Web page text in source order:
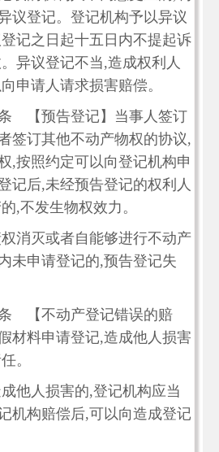
议登记。登记机构予以异议
记之日起十五日内不提起诉
异议登记不当,造成权利人
申请人请求损害赔偿。
【预告登记】当事人签订
签订其他不动产物权的协议,
,按照约定可以向登记机构申
记后,未经预告登记的权利人
,不发生物权效力。
消灭或者自能够进行不动产
未申请登记的,预告登记失
【不动产登记错误的赔
材料申请登记,造成他人损害
。
他人损害的,登记机构应当
机构赔偿后,可以向造成登记